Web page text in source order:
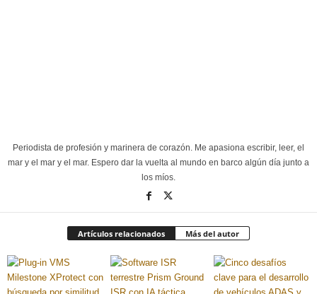
Periodista de profesión y marinera de corazón. Me apasiona escribir, leer, el
mar y el mar y el mar. Espero dar la vuelta al mundo en barco algún día junto a
los míos.
Artículos relacionados Más del autor